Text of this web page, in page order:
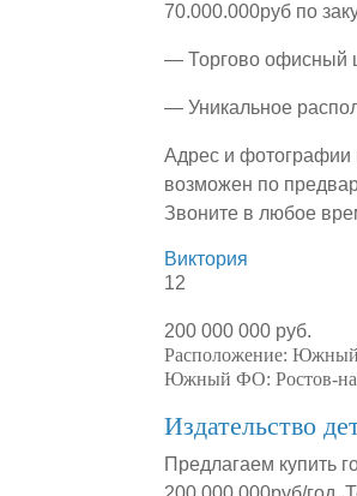
70.000.000руб по
— Торгово офисный
— Уникальное
Адрес и фотографии
возможен по
Звоните в любое
Виктория
12
200 000 000 руб.
Расположение:
Южный ФО: Ростов-
Издательство
Предлагаем купить